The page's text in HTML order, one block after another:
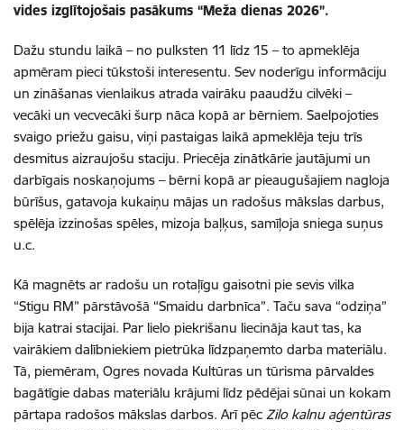
vides izglītojošais pasākums “Meža dienas 2026”.
Dažu stundu laikā – no pulksten 11 līdz 15 – to apmeklēja
apmēram pieci tūkstoši interesentu. Sev noderīgu informāciju
un zināšanas vienlaikus atrada vairāku paaudžu cilvēki –
vecāki un vecvecāki šurp nāca kopā ar bērniem. Saelpojoties
svaigo priežu gaisu, viņi pastaigas laikā apmeklēja teju trīs
desmitus aizraujošu staciju. Priecēja zinātkārie jautājumi un
darbīgais noskaņojums – bērni kopā ar pieaugušajiem nagloja
būrīšus, gatavoja kukaiņu mājas un radošus mākslas darbus,
spēlēja izzinošas spēles, mizoja baļķus, samīļoja sniega suņus
u.c.
Kā magnēts ar radošu un rotaļīgu gaisotni pie sevis vilka
“Stigu RM” pārstāvošā “Smaidu darbnīca”. Taču sava “odziņa”
bija katrai stacijai. Par lielo piekrišanu liecināja kaut tas, ka
vairākiem dalībniekiem pietrūka līdzpaņemto darba materiālu.
Tā, piemēram, Ogres novada Kultūras un tūrisma pārvaldes
bagātīgie dabas materiālu krājumi līdz pēdējai sūnai un kokam
pārtapa radošos mākslas darbos. Arī pēc Zilo kalnu aģentūras